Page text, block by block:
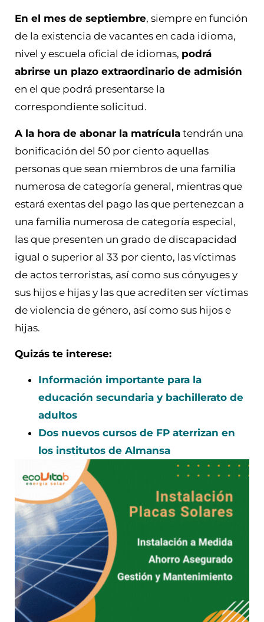
En el mes de septiembre, siempre en función
de la existencia de vacantes en cada idioma,
nivel y escuela oficial de idiomas, podrá
abrirse un plazo extraordinario de admisión
en el que podrá presentarse la
correspondiente solicitud.
A la hora de abonar la matrícula tendrán una
bonificación del 50 por ciento aquellas
personas que sean miembros de una familia
numerosa de categoría general, mientras que
estará exentas del pago las que pertenezcan a
una familia numerosa de categoría especial,
las que presenten un grado de discapacidad
igual o superior al 33 por ciento, las víctimas
de actos terroristas, así como sus cónyuges y
sus hijos e hijas y las que acrediten ser víctimas
de violencia de género, así como sus hijos e
hijas.
Quizás te interese:
Información importante para la
educación secundaria y bachillerato de
adultos
Dos nuevos cursos de FP aterrizan en
los institutos de Almansa